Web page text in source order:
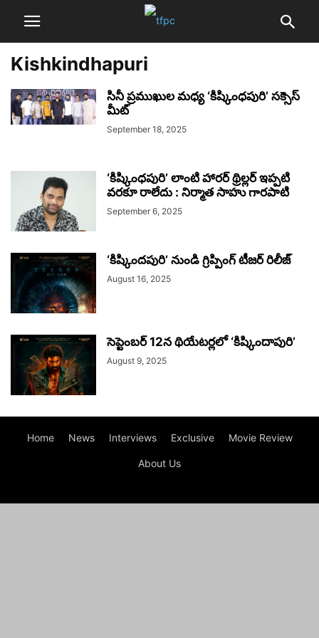
Kishkindhapuri
సినీ ప్రముఖుల మధ్య ‘కిష్కింధపురి’ సక్సెస్
మీట్
September 18, 2025
‘కిష్కింధపురి’ లాంటి హారర్ థ్రిల్లర్ ఇప్పటి
వరకూ రాలేదు : నిర్మాత సాహు గారపాటి
September 6, 2025
‘కిష్కిందపురి’ నుండి గ్రిప్పింగ్ టీజర్ రిలీజ్
August 16, 2025
సెప్టెంబర్ 12న థియేటర్లలో ‘కిష్కిందాపురి’
August 9, 2025
Home News Interviews Exclusive Movie Review
About Us